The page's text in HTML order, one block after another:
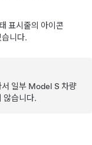
표시줄의 아이콘
니다.
서 일부 Model S 차량
않습니다.